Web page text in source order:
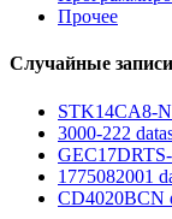
Прочее
Случайные записи
STK14CA8-
3000-222
GEC17DRTS-
1775082001
CD4020BCN